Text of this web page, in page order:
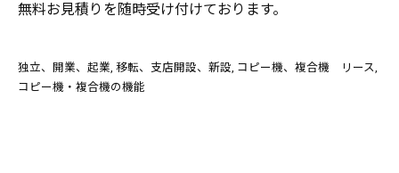
無料お見積りを随時受け付けております。
独立、開業、起業 移転、支店開設、新設 コピー機、複合機 リース
コピー機・複合機の機能